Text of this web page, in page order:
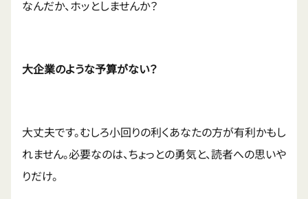
なんだか、ホッとしませんか？
大企業のような予算がない？
大丈夫です。むしろ小回りの利くあなたの方が有利かもし
れません。必要なのは、ちょっとの勇気と、読者への思いや
りだけ。